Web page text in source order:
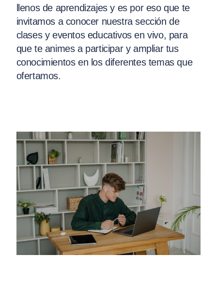
llenos de aprendizajes y es por eso que te
invitamos a conocer nuestra sección de
clases y eventos educativos en vivo, para
que te animes a participar y ampliar tus
conocimientos en los diferentes temas que
ofertamos.